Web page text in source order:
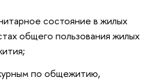
состояние в жилых
общего пользования жилых
по общежитию,